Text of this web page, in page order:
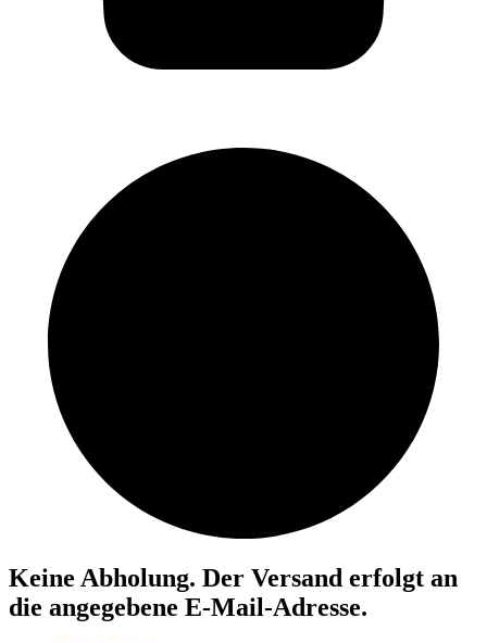
Keine Abholung. Der Versand erfolgt an
die angegebene E-Mail-Adresse.